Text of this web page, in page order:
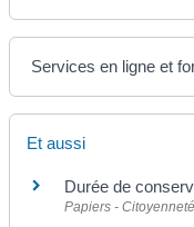
Services en ligne et
Et aussi
Durée de
Papiers -